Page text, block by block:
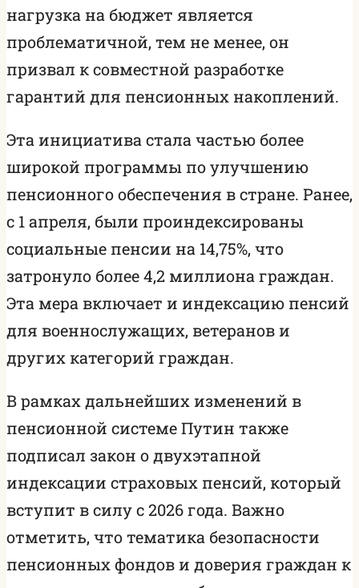
нагрузка на бюджет является
проблематичной, тем не менее, он
призвал к совместной разработке
гарантий для пенсионных накоплений.
Эта инициатива стала частью более
широкой программы по улучшению
пенсионного обеспечения в стране. Ранее,
с 1 апреля, были проиндексированы
социальные пенсии на 14,75%, что
затронуло более 4,2 миллиона граждан.
Эта мера включает и индексацию пенсий
для военнослужащих, ветеранов и
других категорий граждан.
В рамках дальнейших изменений в
пенсионной системе Путин также
подписал закон о двухэтапной
индексации страховых пенсий, который
вступит в силу с 2026 года. Важно
отметить, что тематика безопасности
пенсионных фондов и доверия граждан к